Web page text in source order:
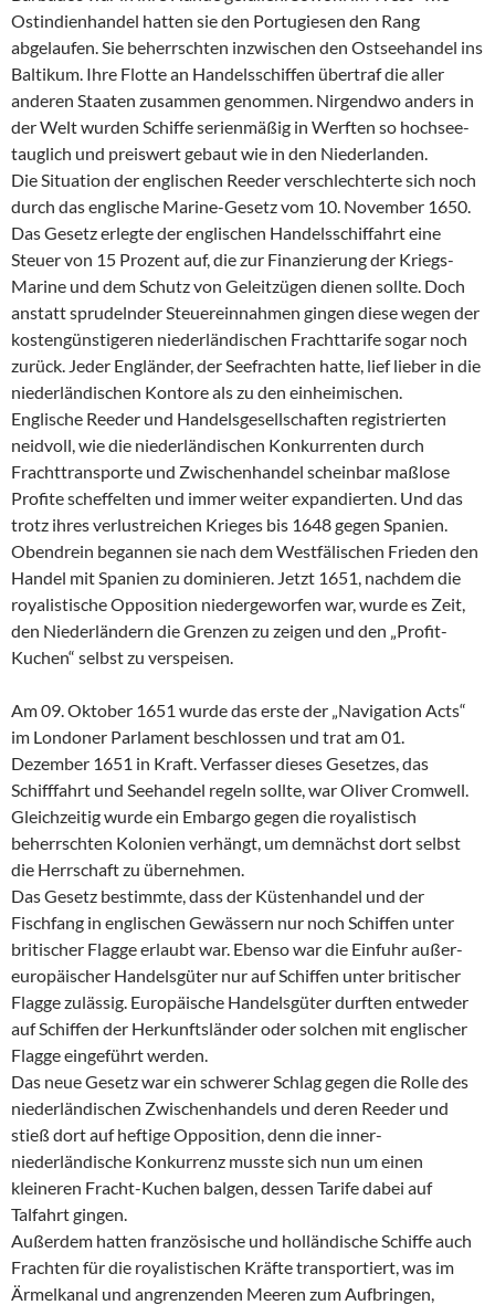
Ostindienhandel hatten sie den Portugiesen den Rang
abgelaufen. Sie beherrschten inzwischen den Ostseehandel ins
Baltikum. Ihre Flotte an Handelsschiffen übertraf die aller
anderen Staaten zusammen genommen. Nirgendwo anders in
der Welt wurden Schiffe serienmäßig in Werften so hochsee-
tauglich und preiswert gebaut wie in den Niederlanden.
Die Situation der englischen Reeder verschlechterte sich noch
durch das englische Marine-Gesetz vom 10. November 1650.
Das Gesetz erlegte der englischen Handelsschiffahrt eine
Steuer von 15 Prozent auf, die zur Finanzierung der Kriegs-
Marine und dem Schutz von Geleitzügen dienen sollte. Doch
anstatt sprudelnder Steuereinnahmen gingen diese wegen der
kostengünstigeren niederländischen Frachttarife sogar noch
zurück. Jeder Engländer, der Seefrachten hatte, lief lieber in die
niederländischen Kontore als zu den einheimischen.
Englische Reeder und Handelsgesellschaften registrierten
neidvoll, wie die niederländischen Konkurrenten durch
Frachttransporte und Zwischenhandel scheinbar maßlose
Profite scheffelten und immer weiter expandierten. Und das
trotz ihres verlustreichen Krieges bis 1648 gegen Spanien.
Obendrein begannen sie nach dem Westfälischen Frieden den
Handel mit Spanien zu dominieren. Jetzt 1651, nachdem die
royalistische Opposition niedergeworfen war, wurde es Zeit,
den Niederländern die Grenzen zu zeigen und den „Profit-
Kuchen“ selbst zu verspeisen.
Am 09. Oktober 1651 wurde das erste der „Navigation Acts“
im Londoner Parlament beschlossen und trat am 01.
Dezember 1651 in Kraft. Verfasser dieses Gesetzes, das
Schifffahrt und Seehandel regeln sollte, war Oliver Cromwell.
Gleichzeitig wurde ein Embargo gegen die royalistisch
beherrschten Kolonien verhängt, um demnächst dort selbst
die Herrschaft zu übernehmen.
Das Gesetz bestimmte, dass der Küstenhandel und der
Fischfang in englischen Gewässern nur noch Schiffen unter
britischer Flagge erlaubt war. Ebenso war die Einfuhr außer-
europäischer Handelsgüter nur auf Schiffen unter britischer
Flagge zulässig. Europäische Handelsgüter durften entweder
auf Schiffen der Herkunftsländer oder solchen mit englischer
Flagge eingeführt werden.
Das neue Gesetz war ein schwerer Schlag gegen die Rolle des
niederländischen Zwischenhandels und deren Reeder und
stieß dort auf heftige Opposition, denn die inner-
niederländische Konkurrenz musste sich nun um einen
kleineren Fracht-Kuchen balgen, dessen Tarife dabei auf
Talfahrt gingen.
Außerdem hatten französische und holländische Schiffe auch
Frachten für die royalistischen Kräfte transportiert, was im
Ärmelkanal und angrenzenden Meeren zum Aufbringen,